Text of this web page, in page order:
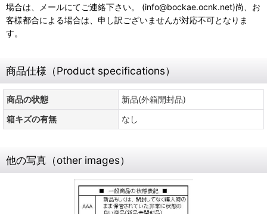
場合は、メールにてご連絡下さい。 (info@bockae.ocnk.net)尚、お
客様都合による場合は、申し訳ございませんが対応不可となりま
す。
商品仕様（Product specifications）
商品の状態
新品(外箱開封品)
箱キズの有無
なし
他の写真（other images）